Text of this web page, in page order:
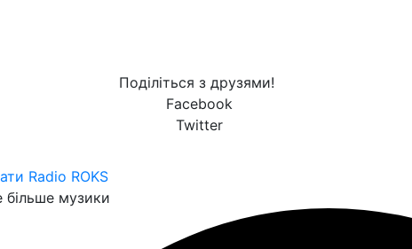
Поділіться з друзями!
Facebook
Twitter
Radio ROKS
музики